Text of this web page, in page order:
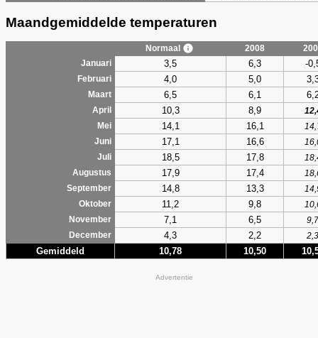
Maandgemiddelde temperaturen
Normaal 2008
Januari
3,5 6,3 -
Februari 4,0 5,0
Maart 6,5 6,1
April 10,3 8,9
Mei
14,1 16,1
Juni
17,1 16,6
Juli
18,5 17,8
Augustus
17,9 17,4
September
14,8 13,3
Oktober
11,2 9,8
November
7,1 6,5
9,7
December
4,3 2,2 2,3
Gemiddeld 10,78 10,50
Advertentie